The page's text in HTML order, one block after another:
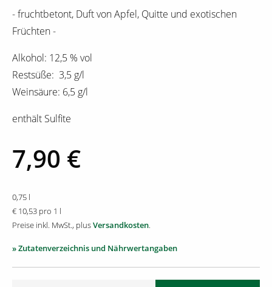
- fruchtbetont, Duft von Apfel, Quitte und exotischen
Früchten -
Alkohol: 12,5 % vol
Restsüße: 3,5 g/l
Weinsäure: 6,5 g/l
enthält Sulfite
7,90 €
0,75 l
€ 10,53 pro 1 l
Preise inkl. MwSt., plusVersandkosten.
» Zutatenverzeichnis und Nährwertangaben